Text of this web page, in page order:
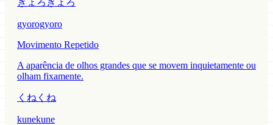
gyorogyoro
Movimento Repetido
A aparência de olhos grandes que se movem inquietamente ou
olham fixamente.
くねくね
kunekune